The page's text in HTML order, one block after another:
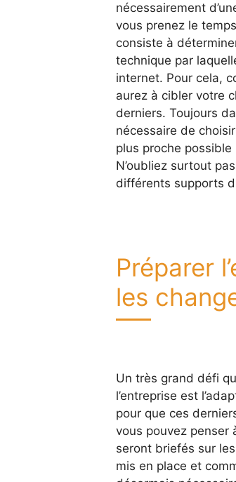
nécessairement
vous prenez le
consiste à
technique par
internet. Pour cela,
aurez à cibler votre
derniers. Toujours
nécessaire de
plus proche
N’oubliez surtout
différents supports
Préparer
les
Un très grand défi
l’entreprise est
pour que ces
vous pouvez penser
seront briefés sur
mis en place et